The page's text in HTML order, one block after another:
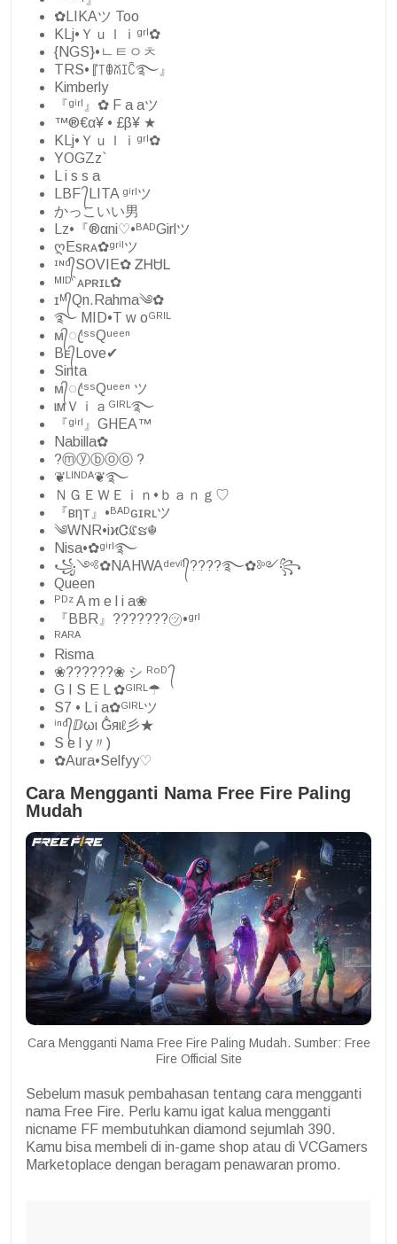
✿LIKAツ Too
KLj•Ｙｕｌｉᵍʳˡ✿
{NGS}•ㄴㅌㅇㅊ
TRS•『꓄ꂦꊼꀤꉓ࿐⁩』
Kimberly
『ᵍⁱʳˡ』✿ F a aツ
™®€α¥ • £β¥ ★
KLj•Ｙｕｌｉᵍʳˡ✿
YOGZz`
L i s s a
LBF ᭄LITA ᵍⁱʳˡツ
かっこいい男
Lz•『®αni♡•ᴮᴬᴰGirlツ
ღEsʀᴀ✿ᵍʳⁱˡツ
ᶦᶰᵈ᭄SOVIE✿ ᏃᎻᏌᏞ
ᴹᴵᴰ`ᴀᴘʀɪʟ✿
ɪᴹ᭄Qn.Rahma༄✿
࿐ MID•T w oᴳᴿᴵᴸ
ᴍ᭄ꦿⁱˢˢQᵘᵉᵉⁿ
Вᴇ᭄Love✔
Sinta
ᴍ᭄ꦿⁱˢˢQᵘᵉᵉⁿ ツ
ιмＶｉａᴳᴵᴿᴸ࿐
『ᵍⁱʳˡ』GHEA™
Nabilla✿
?ⓜⓨⓑⓞⓞ ?
❦ᴸᴵᴺᴰᴬ❦࿐
ＮＧＥＷＥｉｎ•ｂａｎｇ♡
『вηт』•ᴮᴬᴰɢɪʀʟツ
༄WNR•iϰᏣℭຮ☬
Nisa•✿ᵍⁱʳˡ࿐
꧁༺✿NAHWAᵈᵉᵛⁱˡ᭄????࿐✿༻꧂
Queen
ᴾᴰᶻ A m e l i a❀
『BBR』???????㋡•ᵍʳˡ
ᴿᴬᴿᴬ
Risma
❀??????❀ シ︎ ᴿᵒᴰ ᭄
G I S E L ✿ᴳᴵᴿᴸ☂
S7 • L i a✿ᴳᴵᴿᴸツ
ⁱⁿᵈ᭄ⅅωι G̐яιℓ彡★
S e l y〃)
✿Aura•Selfyy♡
Cara Mengganti Nama Free Fire Paling
Mudah
Cara Mengganti Nama Free Fire Paling Mudah. Sumber: Free
Fire Official Site
Sebelum masuk pembahasan tentang cara mengganti
nama Free Fire. Perlu kamu igat kalua mengganti
nicname FF membutuhkan diamond sejumlah 390.
Kamu bisa membeli di in-game shop atau di VCGamers
Marketoplace dengan beragam penawaran promo.